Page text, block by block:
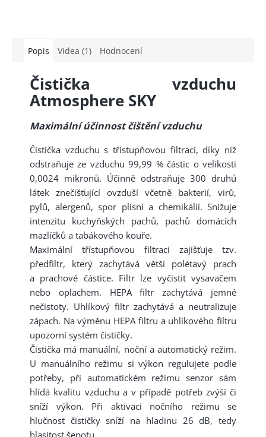
Popis Videa (1) Hodnocení
Čistička vzduchu
Atmosphere SKY
Maximální účinnost čištění vzduchu
Čistička vzduchu s třístupňovou filtrací, díky níž
odstraňuje ze vzduchu 99,99 % částic o velikosti
0,0024 mikronů. Účinně odstraňuje 300 druhů
látek znečišťující ovzduší včetně bakterií, virů,
pylů, alergenů, spor plísní a chemikálií. Snižuje
intenzitu kuchyňských pachů, pachů domácích
mazlíčků a tabákového kouře.
Maximální třístupňovou filtraci zajišťuje tzv.
předfiltr, který zachytává větší polétavý prach
a prachové částice. Filtr lze vyčistit vysavačem
nebo oplachem. HEPA filtr zachytává jemné
nečistoty. Uhlíkový filtr zachytává a neutralizuje
zápach. Na výměnu HEPA filtru a uhlíkového filtru
upozorní systém čističky.
Čistička má manuální, noční a automatický režim.
U manuálního režimu si výkon regulujete podle
potřeby, při automatickém režimu senzor sám
hlídá kvalitu vzduchu a v případě potřeb zvýší či
sníží výkon. Při aktivaci nočního režimu se
hlučnost čističky sníží na hladinu 26 dB, tedy